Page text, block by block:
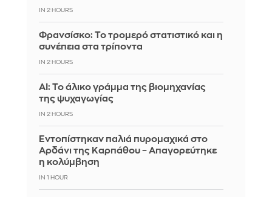
IN 2 HOURS
Φρανσίσκο: Το τρομερό στατιστικό και η
συνέπεια στα τρίποντα
IN 2 HOURS
AI: Το άλικο γράμμα της βιομηχανίας
της ψυχαγωγίας
IN 2 HOURS
Εντοπίστηκαν παλιά πυρομαχικά στο
Αρδάνι της Καρπάθου – Απαγορεύτηκε
η κολύμβηση
IN 1 HOUR